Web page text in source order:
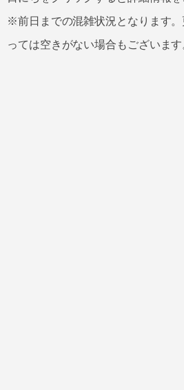
※前日までの混雑状況となります。
っては空きがない場合もございます